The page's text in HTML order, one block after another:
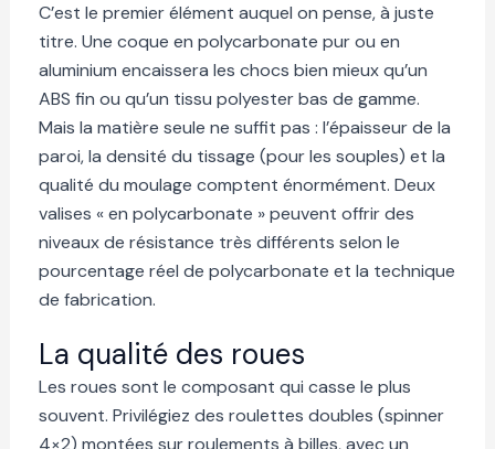
C’est le premier élément auquel on pense, à juste
titre. Une coque en polycarbonate pur ou en
aluminium encaissera les chocs bien mieux qu’un
ABS fin ou qu’un tissu polyester bas de gamme.
Mais la matière seule ne suffit pas : l’épaisseur de la
paroi, la densité du tissage (pour les souples) et la
qualité du moulage comptent énormément. Deux
valises « en polycarbonate » peuvent offrir des
niveaux de résistance très différents selon le
pourcentage réel de polycarbonate et la technique
de fabrication.
La qualité des roues
Les roues sont le composant qui casse le plus
souvent. Privilégiez des roulettes doubles (spinner
4×2) montées sur roulements à billes, avec un